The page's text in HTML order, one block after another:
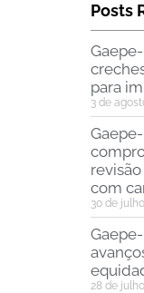
Posts
para
3 de
com
30 de
28 de